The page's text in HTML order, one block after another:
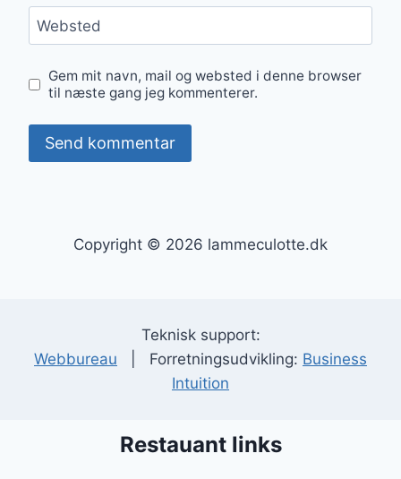
Websted
Gem mit navn, mail og websted i denne browser
til næste gang jeg kommenterer.
Copyright © 2026 lammeculotte.dk
Teknisk support:
Webbureau | Forretningsudvikling: Business
Intuition
Restauant links